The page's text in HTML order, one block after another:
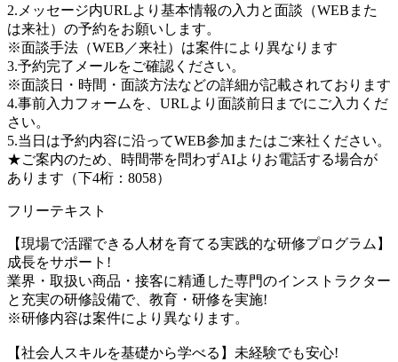
2.メッセージ内URLより基本情報の入力と面談（WEBまた
は来社）の予約をお願いします。
※面談手法（WEB／来社）は案件により異なります
3.予約完了メールをご確認ください。
※面談日・時間・面談方法などの詳細が記載されております
4.事前入力フォームを、URLより面談前日までにご入力くだ
さい。
5.当日は予約内容に沿ってWEB参加またはご来社ください。
★ご案内のため、時間帯を問わずAIよりお電話する場合が
あります（下4桁：8058）
フリーテキスト
【現場で活躍できる人材を育てる実践的な研修プログラム】
成長をサポート!
業界・取扱い商品・接客に精通した専門のインストラクター
と充実の研修設備で、教育・研修を実施!
※研修内容は案件により異なります。
【社会人スキルを基礎から学べる】未経験でも安心!